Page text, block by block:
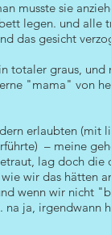
musste sie
legen. und alle
das gesicht
totaler graus, und
"mama" von
erlaubten (mit
– meine
lag doch die
wir das hätten
wenn wir nicht
ja, irgendwann